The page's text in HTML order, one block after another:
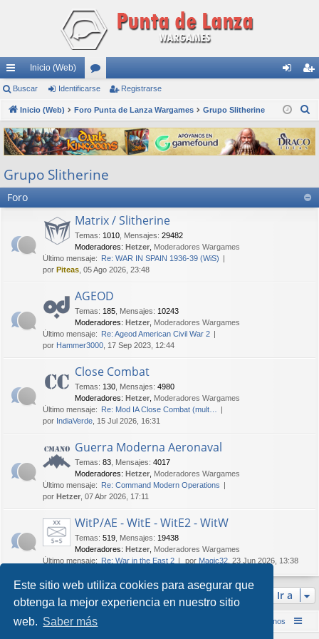
Este sitio web utiliza cookies para asegurar que
obtenga la mejor experiencia en nuestro sitio
web. Saber más
nl
ac
es
rá
pi
do
Inicio (Web)
or
os nti
fic
ar
ist
ra
rs
Buscar Identificarse Registrarse
Inicio (Web) Foro Punta de Lanza Wargames Grupo Slitherine
s
c
r
Grupo Slitherine
Foro
Matrix / Slitherine
Temas: 1010 Mensajes: 29482
Moderadores: Hetzer Moderadores Wargames
Último mensaje: Re: WAR IN SPAIN 1936-39 (WiS)
por Piteas , 05 Ago 2026, 23:48
AGEOD
Temas: 185 Mensajes: 10243
Moderadores: Hetzer Moderadores Wargames
Último mensaje: Re: Ageod American Civil War 2
por Hammer3000 , 17 Sep 2023, 12:44
Close Combat
Temas: 130 Mensajes: 4980
Moderadores: Hetzer Moderadores Wargames
Último mensaje: Re: Mod IA Close Combat (mult…
por IndiaVerde , 15 Jul 2026, 16:31
Guerra Moderna Aeronaval
Temas: 83 Mensajes: 4017
Moderadores: Hetzer Moderadores Wargames
Último mensaje: Re: Command Modern Operations
por Hetzer , 07 Abr 2026, 17:11
WitP/AE - WitE - WitE2 - WitW
Temas: 519 Mensajes: 19438
Moderadores: Hetzer Moderadores Wargames
Último mensaje: Re: War in the East 2 por Magic32 , 23 Jun 2026, 13:38
Ir a
Inicio (Web) Foro Punta de Lanza Wargames Contáctenos